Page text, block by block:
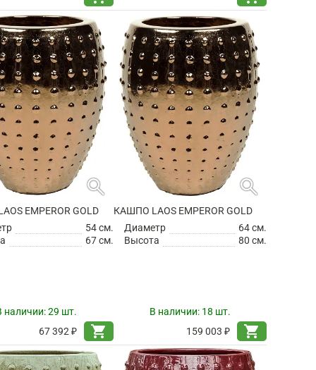
search
EMPEROR GOLD
54 см.
67 см.
наличии:29 шт.
67 392 ₽
shopping_cart
search
КАШПО LAOS EMPEROR GOLD
Диаметр
64 см.
Высота
80 см.
В наличии: 18 шт.
159 003 ₽
shopping_cart